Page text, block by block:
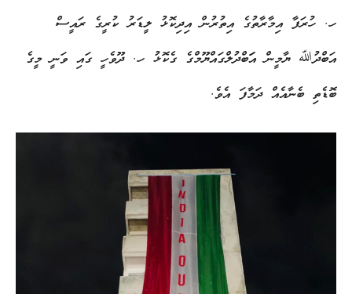
ހ. ހުރަފާ އިމާރާތުގެ އިތުރުން އިދިކޮޅު ލީޑަރު ކުރީގެ ރައީސް
އަބްދުﷲ ޔާމީން އަަބްދުލްގައްޔޫމްގެ ގެކޮޅު ހ. ދޫވެހީ ގައި ވަނީ މީގެ
ބޮޑެތި ބެނާއެއް ދަމާފަ އެވެ.